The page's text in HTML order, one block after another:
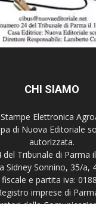
CHI SIAMO
Elettronica
di Nuova Editoriale
autorizzata.
del Tribunale di Parma
Sidney Sonnino, 35/a,
e partita iva:
imprese di